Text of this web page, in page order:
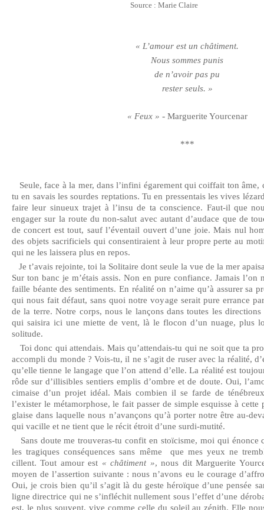
Source : Marie Claire
« L’amour est un châtiment.
Nous sommes punis
de n’avoir pas pu
rester seuls. »
« Feux » - Marguerite Yourcenar
***
Seule, face à la mer, dans l’infini égarement qui coiffait ton âme,
tu en savais les sourdes reptations. Tu en pressentais les vives
faire leur sinueux trajet à l’insu de ta conscience. Faut-il que
engager sur la route du non-salut avec autant d’audace que de
de concert est tout, sauf l’éventail ouvert d’une joie. Mais nul
des objets sacrificiels qui consentiraient à leur propre perte au
qui ne les laissera plus en repos.
Je t’avais rejointe, toi la Solitaire dont seule la vue de la mer
Sur ton banc je m’étais assis. Non en pure confiance. Jamais l’on
faille béante des sentiments. En réalité on n’aime qu’à assurer sa
qui nous fait défaut, sans quoi notre voyage serait pure errance
de la terre. Notre corps, nous le lançons dans toutes les directions
qui saisira ici une miette de vent, là le flocon d’un nuage, plus
solitude.
Toi donc qui attendais. Mais qu’attendais-tu qui ne soit que ta
accompli du monde ? Vois-tu, il ne s’agit de ruser avec la réalité,
qu’elle tienne le langage que l’on attend d’elle. La réalité est
rôde sur d’illisibles sentiers emplis d’ombre et de doute. Oui,
cimaise d’un projet idéal. Mais combien il se farde de
l’exister le métamorphose, le fait passer de simple esquisse à
glaise dans laquelle nous n’avançons qu’à porter notre être au-
qui vacille et ne tient que le récit étroit d’une surdi-mutité.
Sans doute me trouveras-tu confit en stoïcisme, moi qui énonce
les tragiques conséquences sans même que mes yeux ne
cillent. Tout amour est « châtiment », nous dit Marguerite
moyen de l’assertion suivante : nous n’avons eu le courage
Oui, je crois bien qu’il s’agit là du geste héroïque d’une pensée
ligne directrice qui ne s’infléchit nullement sous l’effet d’une
est, le plus souvent, vive comme celle du soleil au zénith. Elle